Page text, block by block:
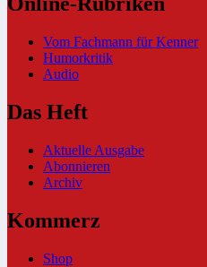
Vom Fachmann für Kenner
Humorkritik
Audio
Das Heft
Aktuelle Ausgabe
Abonnieren
Archiv
Kommerz
Shop